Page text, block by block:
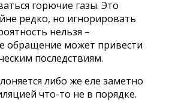
горючие газы. Это
редко, но игнорировать
нельзя –
обращение может привести
последствиям.
либо же еле заметно
что-то не в порядке.